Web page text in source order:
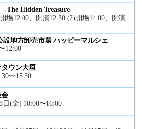
The Hidden Treasure-
場12:00、開演12:30 (2)開場14:00、開演
設地方卸売市場 ハッピーマルシェ
12:00
タウン大垣
〜15:30
会
日(金) 10:00〜16:00